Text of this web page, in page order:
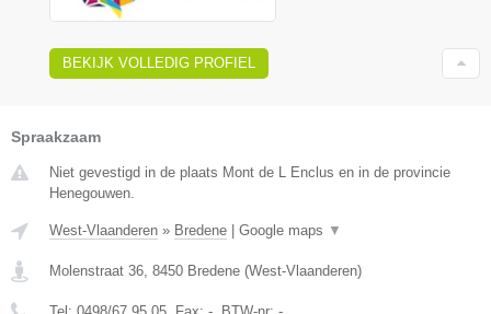
BEKIJK VOLLEDIG PROFIEL
Spraakzaam
Niet gevestigd in de plaats Mont de L Enclus en in de provincie
Henegouwen.
West-Vlaanderen » Bredene Google maps ▼
Molenstraat 36, 8450 Bredene (West-Vlaanderen)